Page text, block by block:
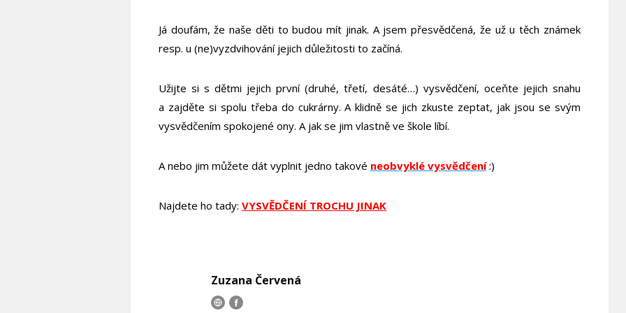
Já doufám, že naše děti to budou mít jinak. A jsem přesvědčená, že už u těch známek
resp. u (ne)vyzdvihování jejich důležitosti to začíná.
Užijte si s dětmi jejich první (druhé, třetí, desáté…) vysvědčení, oceňte jejich snahu
a zajděte si spolu třeba do cukrárny. A klidně se jich zkuste zeptat, jak jsou se svým
vysvědčením spokojené ony. A jak se jim vlastně ve škole líbí.
A nebo jim můžete dát vyplnit jedno takové neobvyklé vysvědčení:)
Najdete ho tady: VYSVĚDČENÍ TROCHU JINAK
Zuzana Červená